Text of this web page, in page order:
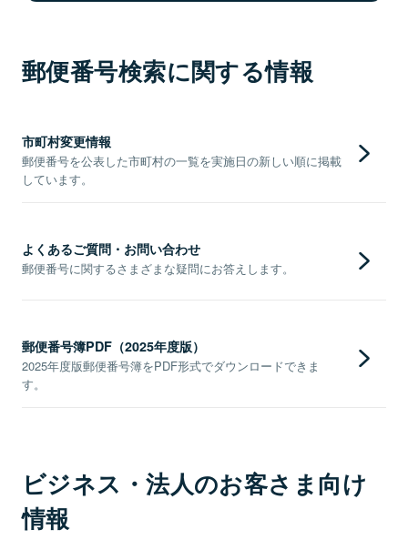
郵便番号検索に関する情報
市町村変更情報
郵便番号を公表した市町村の一覧を実施日の新しい順に掲載
しています。
よくあるご質問・お問い合わせ
郵便番号に関するさまざまな疑問にお答えします。
郵便番号簿PDF（2025年度版）
2025年度版郵便番号簿をPDF形式でダウンロードできま
す。
ビジネス・法人のお客さま向け
情報